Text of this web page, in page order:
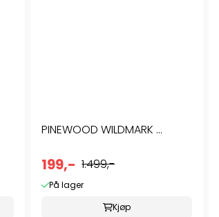
PINEWOOD WILDMARK ...
199,- 1.499,-
På lager
Kjøp